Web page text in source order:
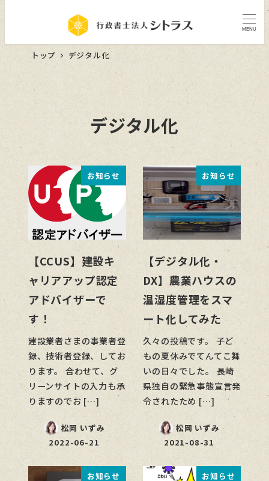
MENU
トップ デジタル化
デジタル化
お知らせ
【CCUS】建設キ
ャリアアップ認定
アドバイザーで
す！
建設業者さまの事業者登
録、技術者登録、してお
ります。 合わせて、グ
リーンサイトの入力も承
りますのでお […]
松岡 いずみ
2022-06-21
お知らせ
【デジタル化・
DX】農業ハウスの
温湿度管理をスマ
ート化してみた
久々の投稿です。 子ど
もの夏休みでてんてこ舞
いの日々でした。 長崎
県独自の緊急事態宣言発
令されたため […]
松岡 いずみ
2021-08-31
お知らせ お知らせ